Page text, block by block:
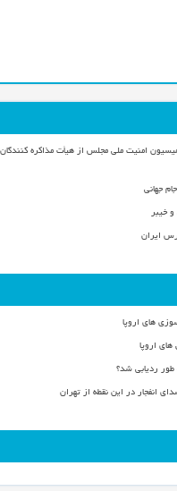
امنیت ملی مجلس از هیأت مذاکره
جهانی
خیبر
ایران
های اروپا
اروپا
طور ردیابی شد؟
انفجار در این نقطه از تهران